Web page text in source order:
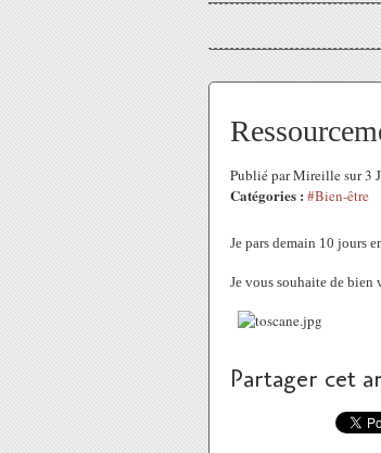
Publié par Mireille sur 3
Catégories : #Bien-être
Je pars demain 10 jours
Je vous souhaite de bien
Partager cet